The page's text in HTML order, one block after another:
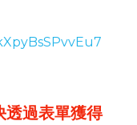
透過表單獲得